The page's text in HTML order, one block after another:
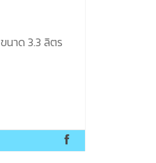
าด 3.3 ลิตร